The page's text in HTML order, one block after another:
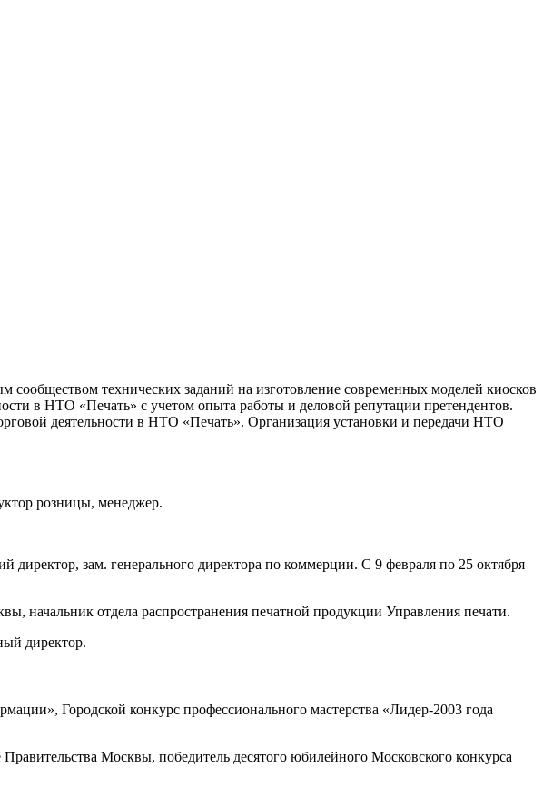
сообществом технических заданий на изготовление современных моделей киосков
в НТО «Печать» с учетом опыта работы и деловой репутации претендентов.
деятельности в НТО «Печать». Организация установки и передачи НТО
розницы, менеджер.
зам. генерального директора по коммерции. С 9 февраля по 25 октября
начальник отдела распространения печатной продукции Управления печати.
директор.
Городской конкурс профессионального мастерства «Лидер-2003 года
Москвы, победитель десятого юбилейного Московского конкурса